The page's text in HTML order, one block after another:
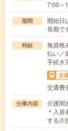
7:00～
期間
開始日
長期で
時給
無資格
払い／
手続き
交
交通費
仕事内容
介護関
＊入居
する介